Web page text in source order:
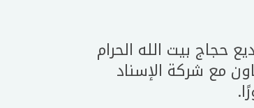
حجاج بيت الله الحرام
مع شركة الإسناد